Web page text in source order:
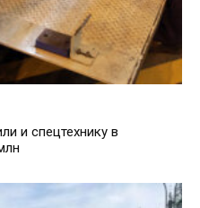
и спецтехнику в